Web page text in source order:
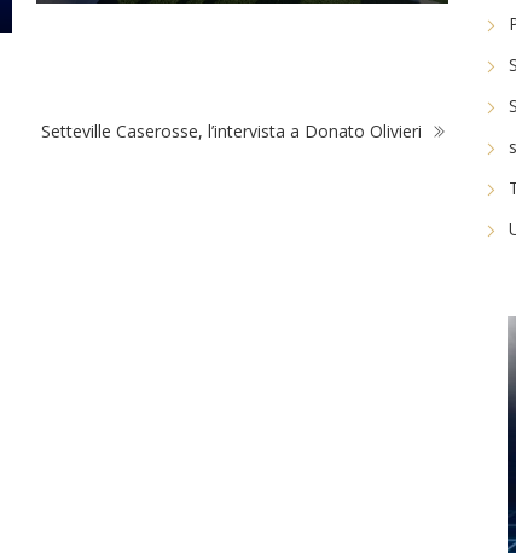
Setteville Caserosse, l’intervista a Donato Olivieri